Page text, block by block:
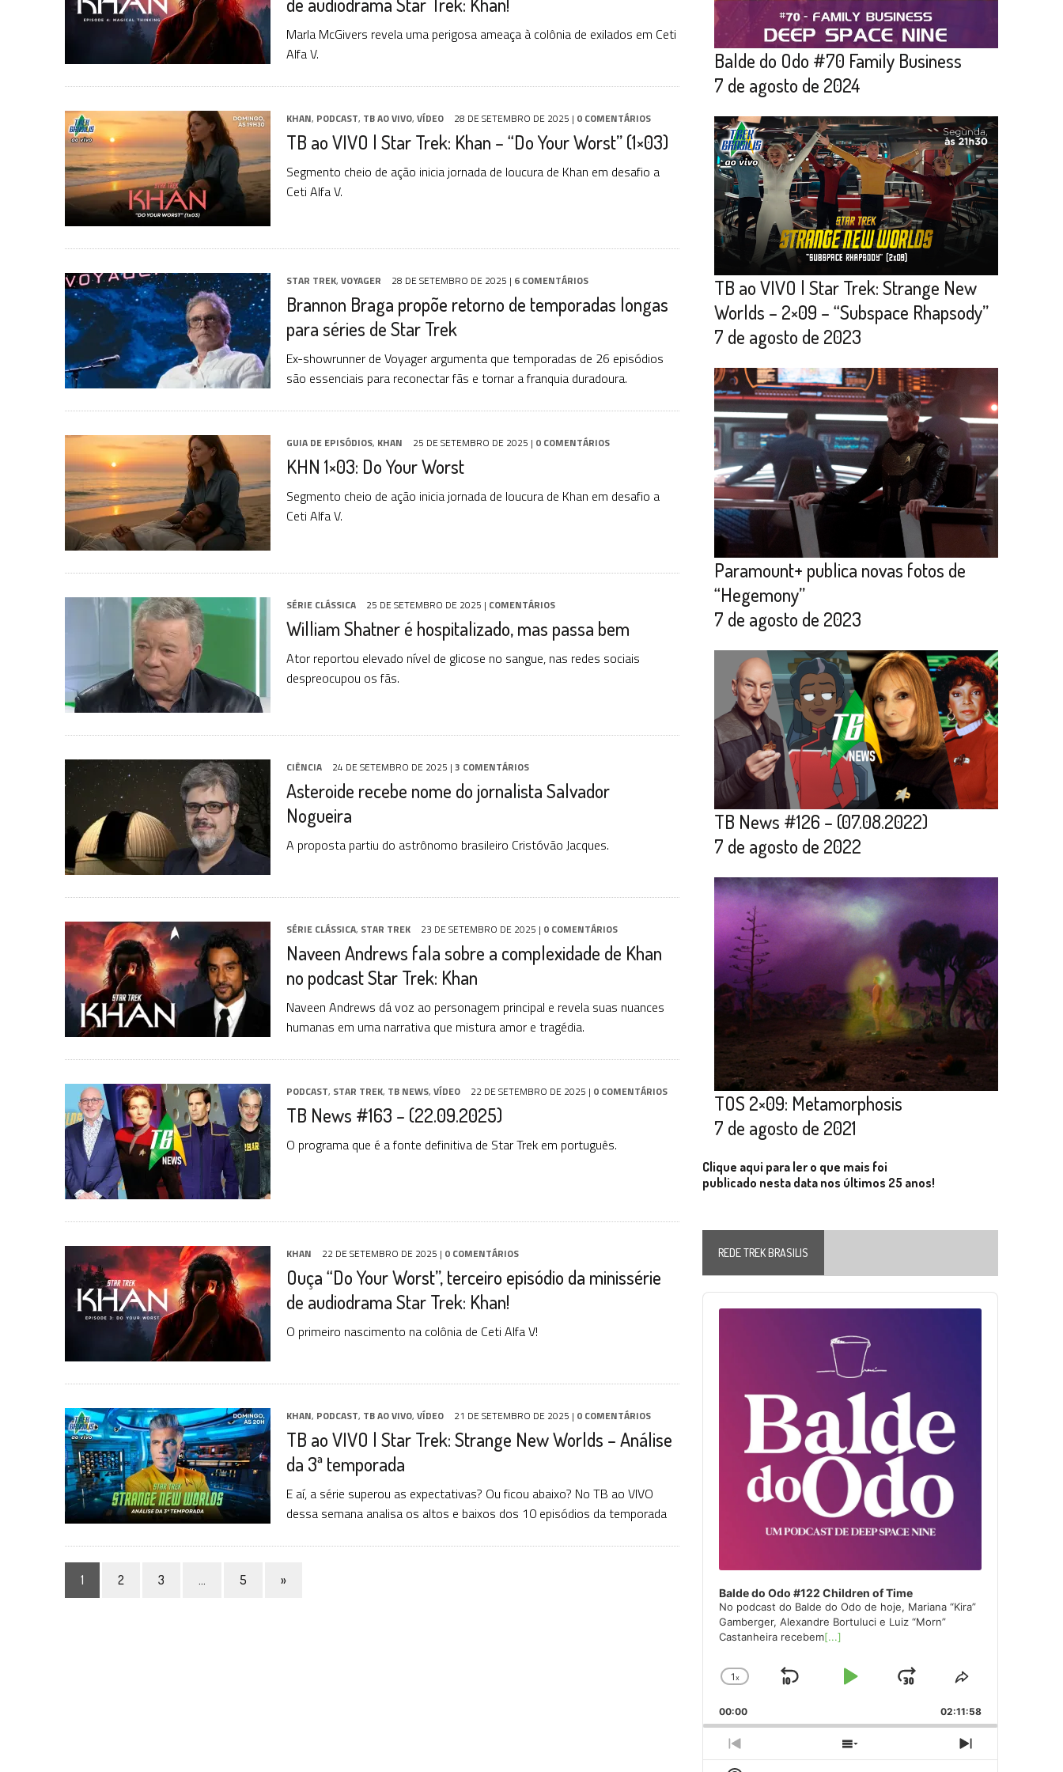
Marla McGivers revela uma perigosa ameaça à colônia de exilados em Ceti
Alfa V.
KHAN, PODCAST, TB AO VIVO, VÍDEO 28 DE SETEMBRO DE 2025 | 0 COMENTÁRIOS
TB ao VIVO | Star Trek: Khan – “Do Your Worst” (1×03)
Segmento cheio de ação inicia jornada de loucura de Khan em desafio a
Ceti Alfa V.
STAR TREK, VOYAGER 28 DE SETEMBRO DE 2025 | 6 COMENTÁRIOS
Brannon Braga propõe retorno de temporadas longas
para séries de Star Trek
Ex-showrunner de Voyager argumenta que temporadas de 26 episódios
são essenciais para reconectar fãs e tornar a franquia duradoura.
GUIA DE EPISÓDIOS, KHAN 25 DE SETEMBRO DE 2025 | 0 COMENTÁRIOS
KHN 1×03: Do Your Worst
Segmento cheio de ação inicia jornada de loucura de Khan em desafio a
Ceti Alfa V.
SÉRIE CLÁSSICA 25 DE SETEMBRO DE 2025 | COMENTÁRIOS
William Shatner é hospitalizado, mas passa bem
Ator reportou elevado nível de glicose no sangue, nas redes sociais
despreocupou os fãs.
CIÊNCIA 24 DE SETEMBRO DE 2025 | 3 COMENTÁRIOS
Asteroide recebe nome do jornalista Salvador
Nogueira
A proposta partiu do astrônomo brasileiro Cristóvão Jacques.
SÉRIE CLÁSSICA, STAR TREK 23 DE SETEMBRO DE 2025 | 0 COMENTÁRIOS
Naveen Andrews fala sobre a complexidade de Khan
no podcast Star Trek: Khan
Naveen Andrews dá voz ao personagem principal e revela suas nuances
humanas em uma narrativa que mistura amor e tragédia.
PODCAST, STAR TREK, TB NEWS, VÍDEO 22 DE SETEMBRO DE 2025 | 0 COMENTÁRIOS
TB News #163 – (22.09.2025)
O programa que é a fonte definitiva de Star Trek em português.
KHAN 22 DE SETEMBRO DE 2025 | 0 COMENTÁRIOS
Ouça “Do Your Worst”, terceiro episódio da minissérie
de audiodrama Star Trek: Khan!
O primeiro nascimento na colônia de Ceti Alfa V!
KHAN, PODCAST, TB AO VIVO, VÍDEO 21 DE SETEMBRO DE 2025 | 0 COMENTÁRIOS
TB ao VIVO | Star Trek: Strange New Worlds – Análise
da 3ª temporada
E aí, a série superou as expectativas? Ou ficou abaixo? No TB ao VIVO
dessa semana analisa os altos e baixos dos 10 episódios da temporada
1 2 3 … 5 »
Balde do Odo #70 Family Business
7 de agosto de 2024
TB ao VIVO | Star Trek: Strange New
Worlds – 2×09 – “Subspace Rhapsody”
7 de agosto de 2023
Paramount+ publica novas fotos de
“Hegemony”
7 de agosto de 2023
TB News #126 – (07.08.2022)
7 de agosto de 2022
TOS 2×09: Metamorphosis
7 de agosto de 2021
Clique aqui para ler o que mais foi
publicado nesta data nos últimos 25 anos!
REDE TREK BRASILIS
Audio
Player
Balde do Odo #122 Children of Time
No podcast do Balde do Odo de hoje, Mariana “Kira”
Gamberger, Alexandre Bortuluci e Luiz “Morn”
Castanheira recebem[...]
Change
Rate
1x
Skip
Play
Jump
Forward
Share
Episode
00:00 02:11:58
Previous
Episode
Show
Next